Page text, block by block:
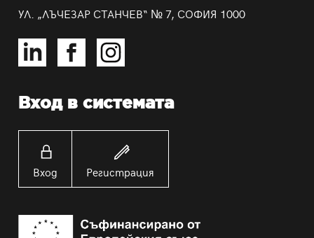
УЛ. „ЛЪЧЕЗАР СТАНЧЕВ“ № 7, СОФИЯ 1000
Вход в системата
Вход Регистрация